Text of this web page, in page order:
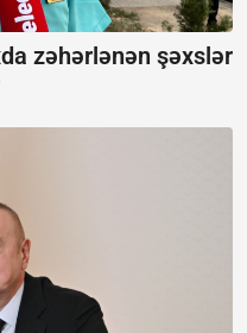
zəhərlənən şəxslər